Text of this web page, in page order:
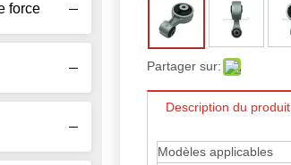
force
Partager sur:
Description du produit
Modèles applicables